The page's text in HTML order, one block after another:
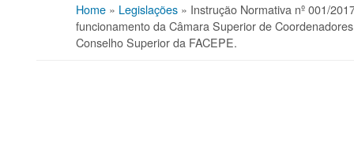
Home» Legislações» Instrução Normativa nº 001/
funcionamento da Câmara Superior de
Conselho Superior da FACEPE.